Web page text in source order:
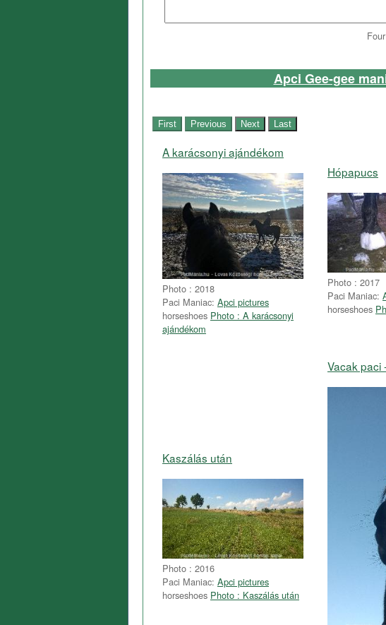
Apci Gee-gee
A karácsonyi ajándékom
Photo : 2018
Paci Maniac: Apci pictures
horseshoes Photo : A karácsonyi
ajándékom
Hópapucs
Photo : 2017
Paci Maniac:
horseshoes
Kaszálás után
Photo : 2016
Paci Maniac: Apci pictures
horseshoes Photo : Kaszálás után
Vacak paci